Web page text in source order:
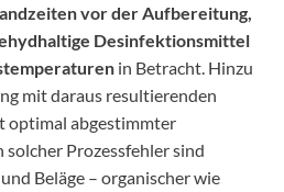
vor der Aufbereitung,
Desinfektionsmittel
in Betracht. Hinzu
mit daraus resultierenden
optimal abgestimmter
solcher Prozessfehler sind
Beläge – organischer wie